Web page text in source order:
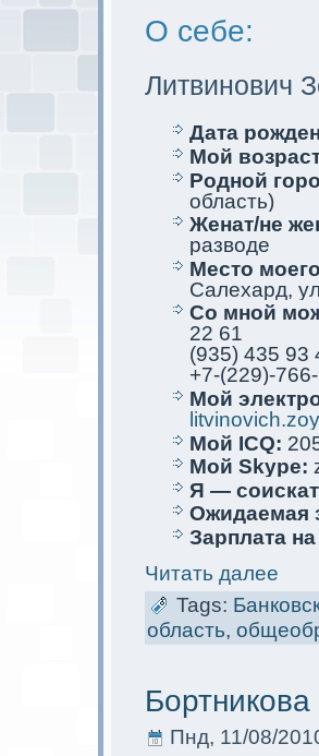
О себе:
Литвинович
Дата
Мой
Родной
область)
Женат/не
разводе
Место
Салехард,
Со мной
22 61
(935) 435 93
+7-(229)-
Мой
Мой ICQ:
Мой Skype:
Я —
Ожидаемая
Зарплата
Читать далее
Tags:
область,
Пнд, 11/08/